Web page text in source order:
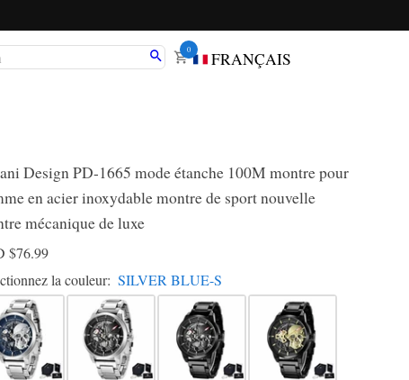
0 FRANÇAIS
Design PD-1665 mode étanche 100M montre pour
en acier inoxydable montre de sport nouvelle
mécanique de luxe
$76.99
la couleur: SILVER BLUE-S